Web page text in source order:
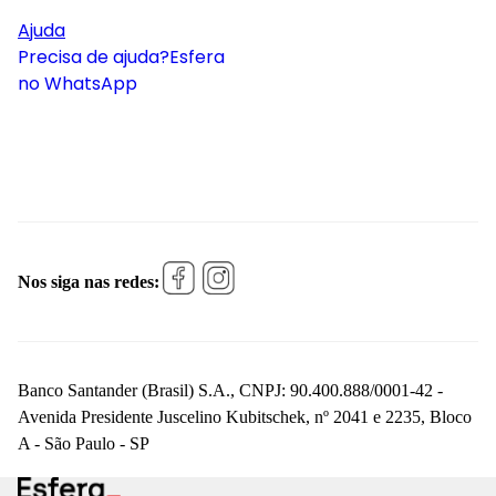
Ajuda
Precisa de ajuda?Esfera
no WhatsApp
Nos siga nas redes:
Banco Santander (Brasil) S.A., CNPJ: 90.400.888/0001-42 -
Avenida Presidente Juscelino Kubitschek, nº 2041 e 2235, Bloco
A - São Paulo - SP